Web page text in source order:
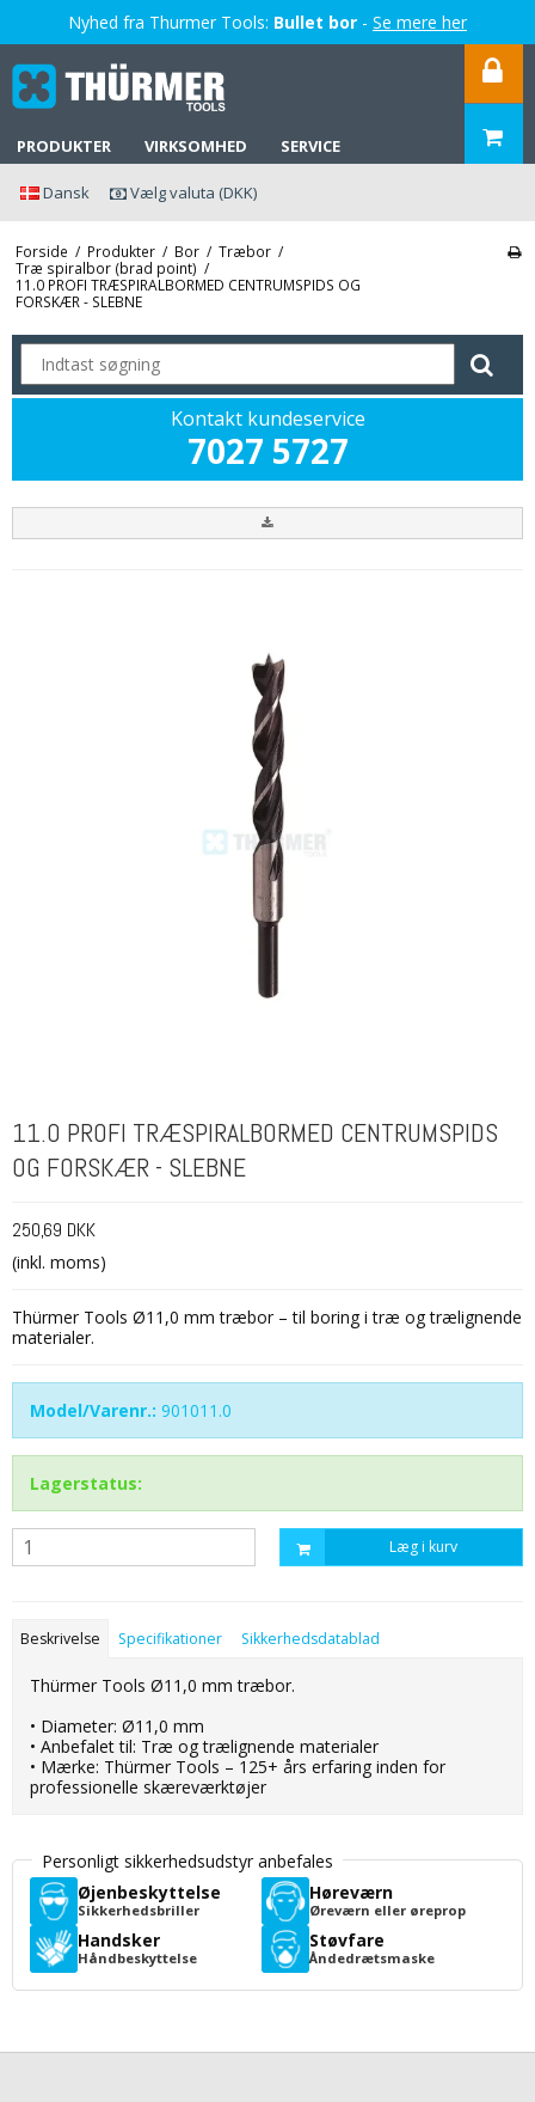
Nyhed fra Thurmer Tools: Bullet bor - Se mere her
SERVICE
VIRKSOMHED
PRODUKTER
Dansk Vælg valuta (DKK)
Forside / Produkter / Bor / Træbor /
Træ spiralbor (brad point) /
11.0 PROFI TRÆSPIRALBORMED CENTRUMSPIDS OG
FORSKÆR - SLEBNE
Kontakt kundeservice
7027 5727
11.0 PROFI TRÆSPIRALBORMED CENTRUMSPIDS
OG FORSKÆR - SLEBNE
250,69 DKK
(inkl. moms)
Thürmer Tools Ø11,0 mm træbor – til boring i træ og trælignende
materialer.
Model/Varenr.: 901011.0
Lagerstatus:
Læg i kurv
Beskrivelse Specifikationer Sikkerhedsdatablad
Thürmer Tools Ø11,0 mm træbor.
• Diameter: Ø11,0 mm
• Anbefalet til: Træ og trælignende materialer
• Mærke: Thürmer Tools – 125+ års erfaring inden for
professionelle skæreværktøjer
Personligt sikkerhedsudstyr anbefales
Øjenbeskyttelse
Sikkerhedsbriller
Høreværn
Øreværn eller øreprop
Handsker
Håndbeskyttelse
Støvfare
Åndedrætsmaske